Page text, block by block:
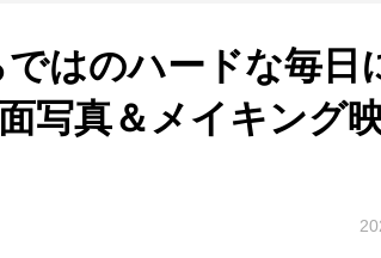
はのハードな毎日
写真＆メイキング